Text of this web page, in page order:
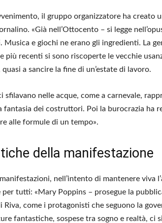
il gruppo organizzatore ha
«Già nell’Ottocento – si legge
Musica e giochi ne erano gli ingredienti. La
più recenti si sono riscoperte le vecchie
quasi a sancire la fine di un’estate di lavoro.
sfilavano nelle acque, come a carnevale,
fantasia dei costruttori. Poi la burocrazia ha
alle formule di un tempo».
della manifestazione
nell’intento di mantenere viva
tutti: «Mary Poppins – prosegue la
Riva, come i protagonisti che seguono la
fantastiche, sospese tra sogno e realtà, ci